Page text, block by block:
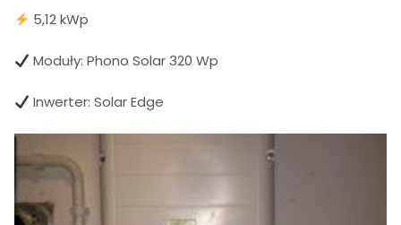
5,12 kWp
Moduły: Phono Solar 320 Wp
Inwerter: Solar Edge